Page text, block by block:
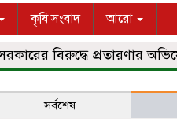
কৃষি সংবাদ আরো
বিরুদ্ধে প্রতারণার অভিযোগ
সর্বশেষ